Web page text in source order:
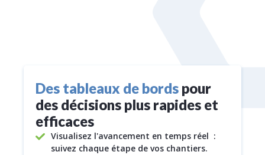
Des tableaux de bords pour
des décisions plus rapides et
efficaces
Visualisez l'avancement en temps réel :
suivez chaque étape de vos chantiers.